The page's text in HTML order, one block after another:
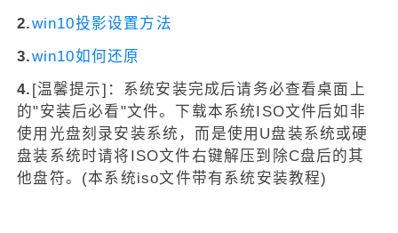
2.win10投影设置方法
3.win10如何还原
4. [温馨提示]：系统安装完成后请务必查看桌面上
的"安装后必看"文件。下载本系统ISO文件后如非
使用光盘刻录安装系统，而是使用U盘装系统或硬
盘装系统时请将ISO文件右键解压到除C盘后的其
他盘符。(本系统iso文件带有系统安装教程)